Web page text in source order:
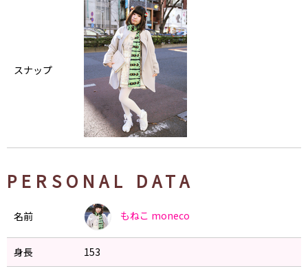
スナップ
PERSONAL DATA
名前 もねこ moneco
身長 153